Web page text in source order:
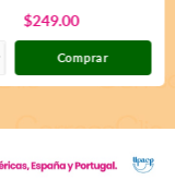
$249.00
Comprar